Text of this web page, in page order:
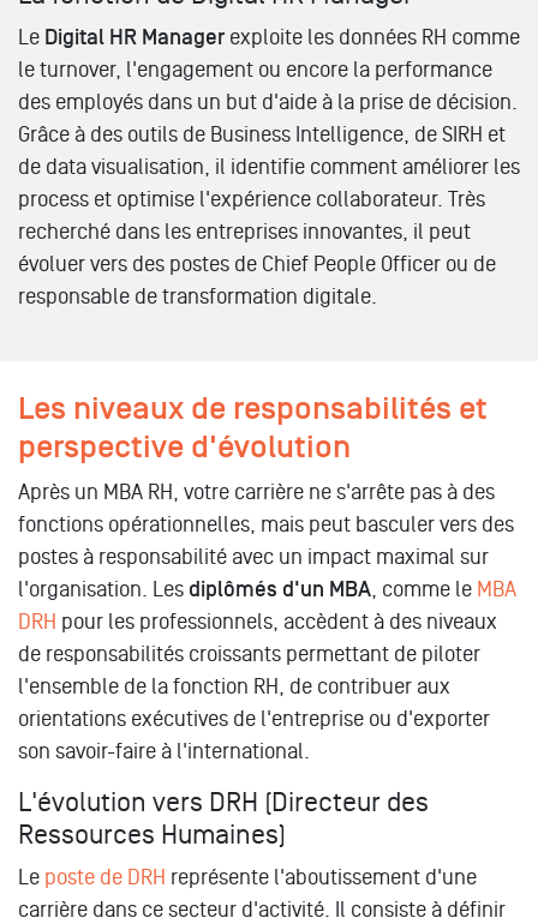
Le Digital HR Manager exploite les données RH comme
le turnover, l'engagement ou encore la performance
des employés dans un but d'aide à la prise de décision.
Grâce à des outils de Business Intelligence, de SIRH et
de data visualisation, il identifie comment améliorer les
process et optimise l'expérience collaborateur. Très
recherché dans les entreprises innovantes, il peut
évoluer vers des postes de Chief People Officer ou de
responsable de transformation digitale.
Les niveaux de responsabilités et
perspective d'évolution
Après un MBA RH, votre carrière ne s'arrête pas à des
fonctions opérationnelles, mais peut basculer vers des
postes à responsabilité avec un impact maximal sur
l'organisation. Les diplômés d'un MBA, comme le MBA
DRH pour les professionnels, accèdent à des niveaux
de responsabilités croissants permettant de piloter
l'ensemble de la fonction RH, de contribuer aux
orientations exécutives de l'entreprise ou d'exporter
son savoir-faire à l'international.
L'évolution vers DRH (Directeur des
Ressources Humaines)
Le poste de DRH représente l'aboutissement d'une
carrière dans ce secteur d'activité. Il consiste à définir